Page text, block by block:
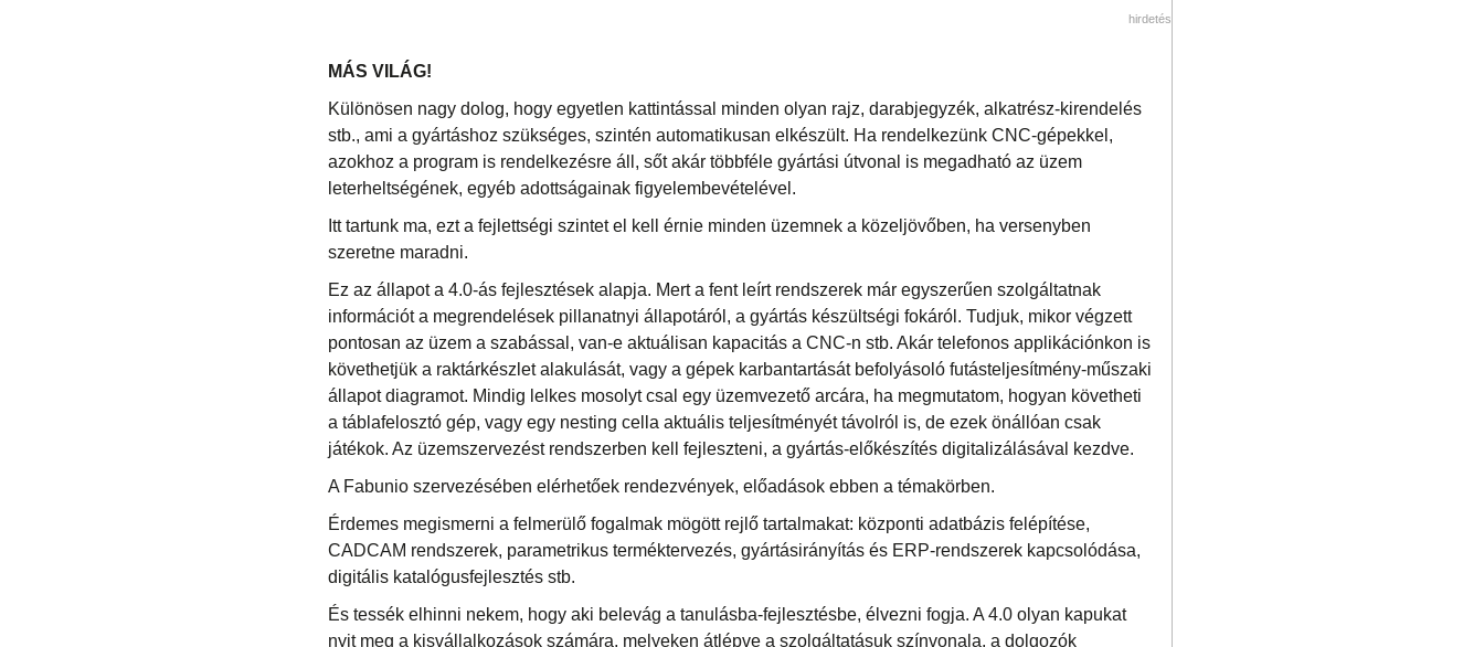
hirdetés
MÁS VILÁG!
Különösen nagy dolog, hogy egyetlen kattintással minden olyan rajz, darabjegyzék, alkatrész-kirendelés
stb., ami a gyártáshoz szükséges, szintén automatikusan elkészült. Ha rendelkezünk CNC-gépekkel,
azokhoz a program is rendelkezésre áll, sőt akár többféle gyártási útvonal is megadható az üzem
leterheltségének, egyéb adottságainak figyelembevételével.
Itt tartunk ma, ezt a fejlettségi szintet el kell érnie minden üzemnek a közeljövőben, ha versenyben
szeretne maradni.
Ez az állapot a 4.0-ás fejlesztések alapja. Mert a fent leírt rendszerek már egyszerűen szolgáltatnak
információt a megrendelések pillanatnyi állapotáról, a gyártás készültségi fokáról. Tudjuk, mikor végzett
pontosan az üzem a szabással, van-e aktuálisan kapacitás a CNC-n stb. Akár telefonos applikációnkon is
követhetjük a raktárkészlet alakulását, vagy a gépek karbantartását befolyásoló futásteljesítmény-műszaki
állapot diagramot. Mindig lelkes mosolyt csal egy üzemvezető arcára, ha megmutatom, hogyan követheti
a táblafelosztó gép, vagy egy nesting cella aktuális teljesítményét távolról is, de ezek önállóan csak
játékok. Az üzemszervezést rendszerben kell fejleszteni, a gyártás-előkészítés digitalizálásával kezdve.
A Fabunio szervezésében elérhetőek rendezvények, előadások ebben a témakörben.
Érdemes megismerni a felmerülő fogalmak mögött rejlő tartalmakat: központi adatbázis felépítése,
CADCAM rendszerek, parametrikus terméktervezés, gyártásirányítás és ERP-rendszerek kapcsolódása,
digitális katalógusfejlesztés stb.
És tessék elhinni nekem, hogy aki belevág a tanulásba-fejlesztésbe, élvezni fogja. A 4.0 olyan kapukat
nyit meg a kisvállalkozások számára, melyeken átlépve a szolgáltatásuk színvonala, a dolgozók